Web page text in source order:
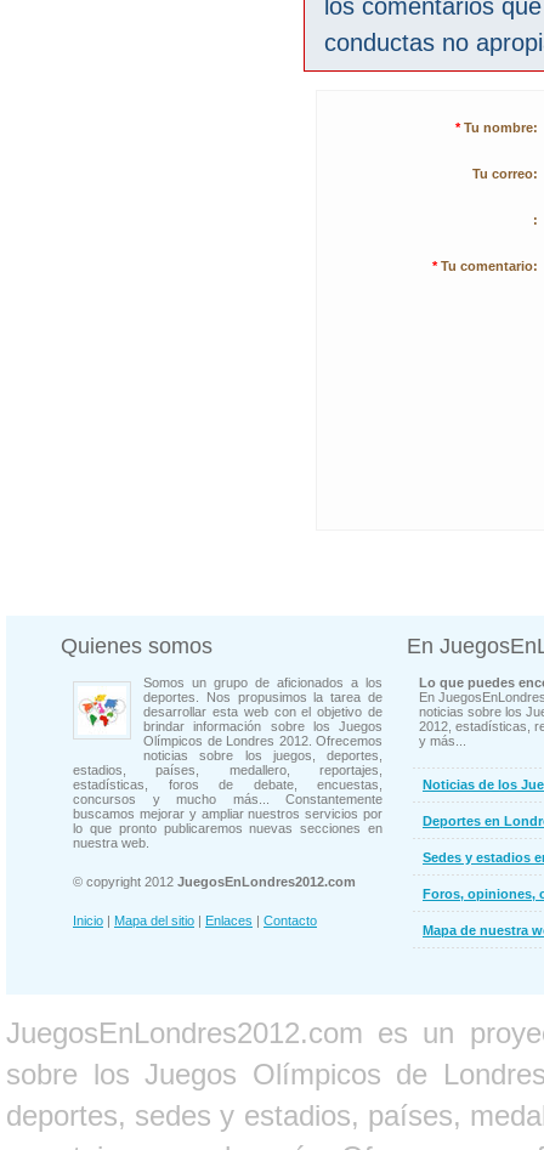
los comentarios
conductas no
* Tu nombre:
Tu correo:
:
* Tu comentario:
Quienes somos
Somos un grupo de aficionados a los
deportes. Nos propusimos la tarea de
desarrollar esta web con el objetivo de
brindar información sobre los Juegos
Olímpicos de Londres 2012. Ofrecemos
noticias sobre los juegos, deportes,
estadios, países, medallero, reportajes,
estadísticas, foros de debate, encuestas,
concursos y mucho más... Constantemente
buscamos mejorar y ampliar nuestros servicios por
lo que pronto publicaremos nuevas secciones en
nuestra web.
© copyright 2012 JuegosEnLondres2012.com
Inicio | Mapa del sitio | Enlaces | Contacto
En
Lo que puedes
En
noticias sobre los
2012, estadísticas,
y más...
Noticias de los
Deportes en
Sedes y estadios
Foros, opiniones,
Mapa de nuestra
JuegosEnLondres2012.com es un
sobre los Juegos Olímpicos de
deportes, sedes y estadios, países,